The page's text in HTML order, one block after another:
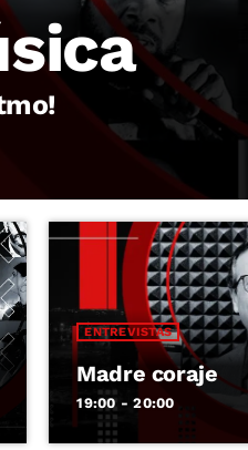
ENTREVISTAS
Madre coraje
19:00 - 20:00